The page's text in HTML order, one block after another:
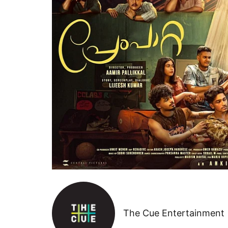
The Cue Entertainment